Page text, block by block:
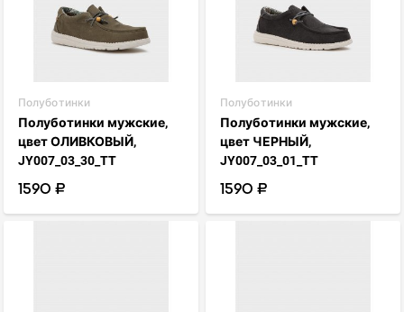
Полуботинки
Полуботинки мужские,
цвет ОЛИВКОВЫЙ,
JY007_03_30_TT
1590 ₽
Полуботинки
Полуботинки мужские,
цвет ЧЕРНЫЙ,
JY007_03_01_TT
1590 ₽